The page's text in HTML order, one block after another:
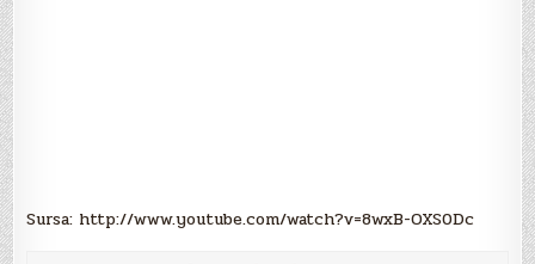
Sursa: http://www.youtube.com/watch?v=8wxB-OXS0Dc